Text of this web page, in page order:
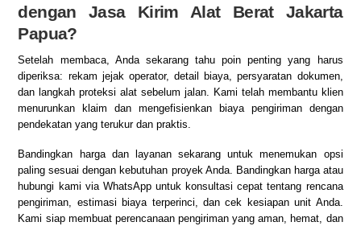
dengan Jasa Kirim Alat Berat Jakarta
Papua?
Setelah membaca, Anda sekarang tahu poin penting yang harus
diperiksa: rekam jejak operator, detail biaya, persyaratan dokumen,
dan langkah proteksi alat sebelum jalan. Kami telah membantu klien
menurunkan klaim dan mengefisienkan biaya pengiriman dengan
pendekatan yang terukur dan praktis.
Bandingkan harga dan layanan sekarang untuk menemukan opsi
paling sesuai dengan kebutuhan proyek Anda. Bandingkan hargaatau
hubungi kami via WhatsAppuntuk konsultasi cepat tentang rencana
pengiriman, estimasi biaya terperinci, dan cek kesiapan unit Anda.
Kami siap membuat perencanaan pengiriman yang aman, hemat, dan